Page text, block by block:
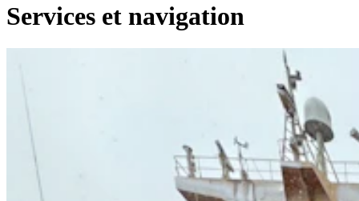
Services et navigation